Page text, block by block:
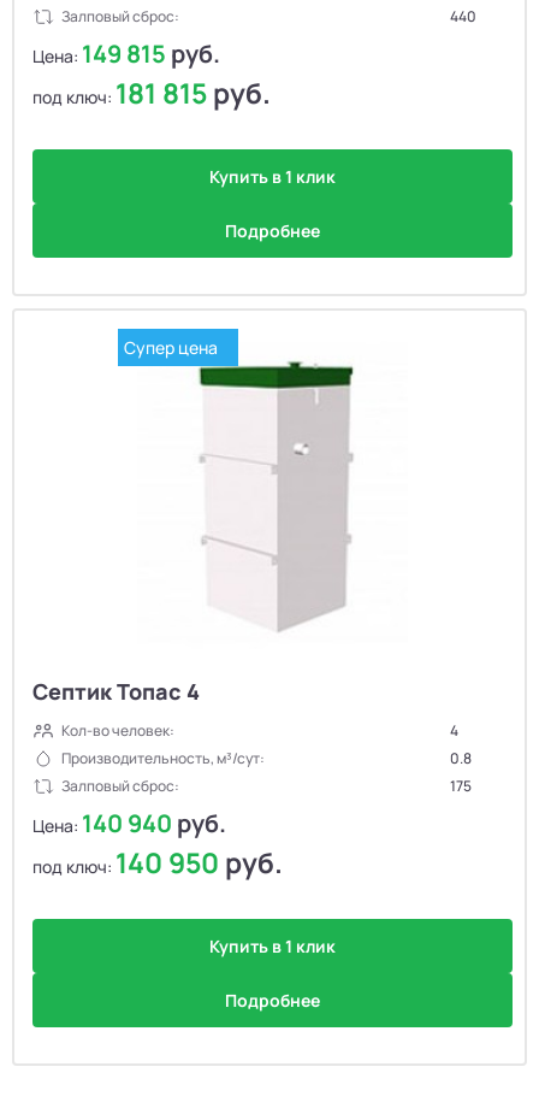
Залповый сброс:
440
Цена: 149 815 руб.
под ключ: 181 815руб.
Купить в 1 клик
Подробнее
Супер цена
Септик Топас 4
Кол-во человек:
4
Производительность, м³/сут:
0.8
Залповый сброс:
175
Цена: 140 940 руб.
под ключ: 140 950 руб.
Купить в 1 клик
Подробнее